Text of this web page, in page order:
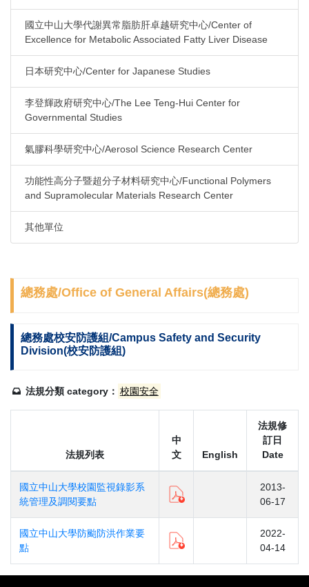
國立中山大學代謝異常脂肪肝卓越研究中心/Center of
Excellence for Metabolic Associated Fatty Liver Disease
日本研究中心/Center for Japanese Studies
李登輝政府研究中心/The Lee Teng-Hui Center for
Governmental Studies
氣膠科學研究中心/Aerosol Science Research Center
功能性高分子暨超分子材料研究中心/Functional Polymers
and Supramolecular Materials Research Center
其他單位
總務處/Office of General Affairs(總務處)
總務處校安防護組/Campus Safety and Security
Division(校安防護組)
法規分類 category： 校園安全
法規列表
中
文
English
法規修
訂日
Date
國立中山大學校園監視錄影系
統管理及調閱要點
2013-
06-17
國立中山大學防颱防洪作業要
點
2022-
04-14